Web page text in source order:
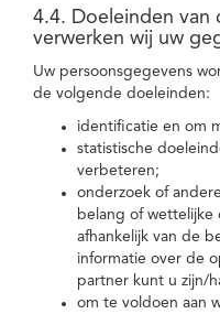
4.4. Doeleinden van
verwerken wij uw
Uw persoonsgegevens
de volgende doeleinden:
identificatie en om
statistische
verbeteren;
onderzoek of
belang of wettelijke
afhankelijk van de
informatie over de
partner kunt u zijn/
om te voldoen aan